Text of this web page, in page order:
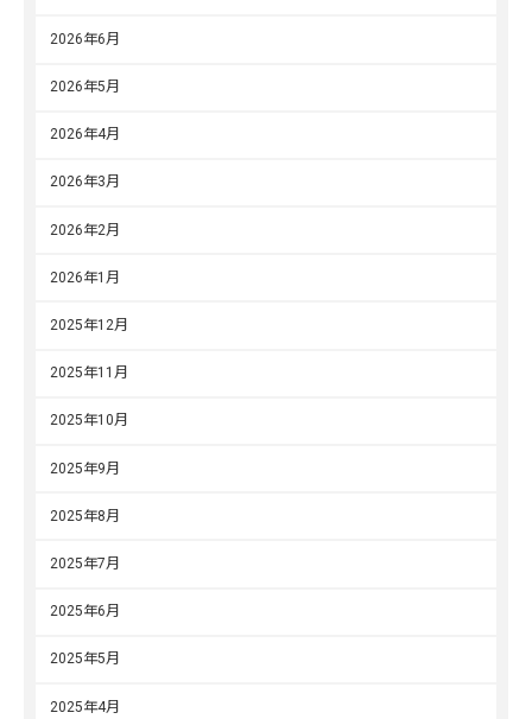
2026年6月
2026年5月
2026年4月
2026年3月
2026年2月
2026年1月
2025年12月
2025年11月
2025年10月
2025年9月
2025年8月
2025年7月
2025年6月
2025年5月
2025年4月